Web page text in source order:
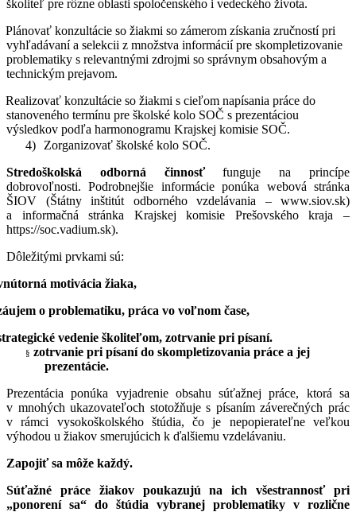
školiteľ pre rôzne oblasti spoločenského i vedeckého života.
Plánovať konzultácie so žiakmi so zámerom získania zručností pri
vyhľadávaní a selekcii z množstva informácií pre skompletizovanie
problematiky s relevantnými zdrojmi so správnym obsahovým a
technickým prejavom.
Realizovať konzultácie so žiakmi s cieľom napísania práce do
stanoveného termínu pre školské kolo SOČ s prezentáciou
výsledkov podľa harmonogramu Krajskej komisie SOČ.
4)
Zorganizovať školské kolo SOČ.
Stredoškolská odborná činnosťfunguje na princípe
dobrovoľnosti. Podrobnejšie informácie ponúka webová stránka
ŠIOV (Štátny inštitút odborného vzdelávania – www.siov.sk)
a informačná stránka Krajskej komisie Prešovského kraja –
https://soc.vadium.sk).
Dôležitými prvkami sú:
motivácia žiaka,
o problematiku, práca vo voľnom čase,
vedenie školiteľom, zotrvanie pri písaní.
§ zotrvanie pri písaní do skompletizovania práce a jej
prezentácie.
Prezentácia ponúka vyjadrenie obsahu súťažnej práce, ktorá sa
v mnohých ukazovateľoch stotožňuje s písaním záverečných prác
v rámci vysokoškolského štúdia, čo je nepopierateľne veľkou
výhodou u žiakov smerujúcich k ďalšiemu vzdelávaniu.
Zapojiť sa môže každý.
Súťažné práce žiakov poukazujú na ich všestrannosť pri
„ponorení sa“ do štúdia vybranej problematiky v rozlične